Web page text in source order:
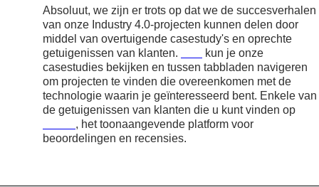
Absoluut, we zijn er trots op dat we de succesverhalen
van onze Industry 4.0-projecten kunnen delen door
middel van overtuigende casestudy's en oprechte
getuigenissen van klanten.
kun je onze
casestudies bekijken en tussen tabbladen navigeren
om projecten te vinden die overeenkomen met de
technologie waarin je geïnteresseerd bent. Enkele van
de getuigenissen van klanten die u kunt vinden op
, het toonaangevende platform voor
beoordelingen en recensies.